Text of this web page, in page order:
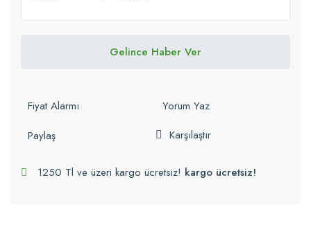
Gelince Haber Ver
Fiyat Alarmı
Yorum Yaz
Paylaş
Karşılaştır
1250 Tl ve üzeri kargo ücretsiz! kargo ücretsiz!